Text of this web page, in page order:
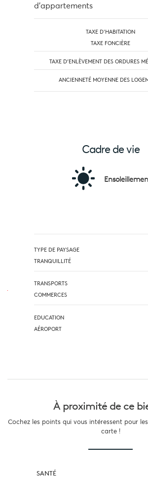
d'appartements
TAXE D'HABITATION
TAXE FONCIÈRE
TAXE D’ENLÈVEMENT DES ORDURES
ANCIENNETÉ MOYENNE DES
Cadre de vie
TYPE DE PAYSAGE
TRANQUILLITÉ
TRANSPORTS
COMMERCES
EDUCATION
AÉROPORT
À proximité de ce
Cochez les points qui vous intéressent pour
carte !
SANTÉ